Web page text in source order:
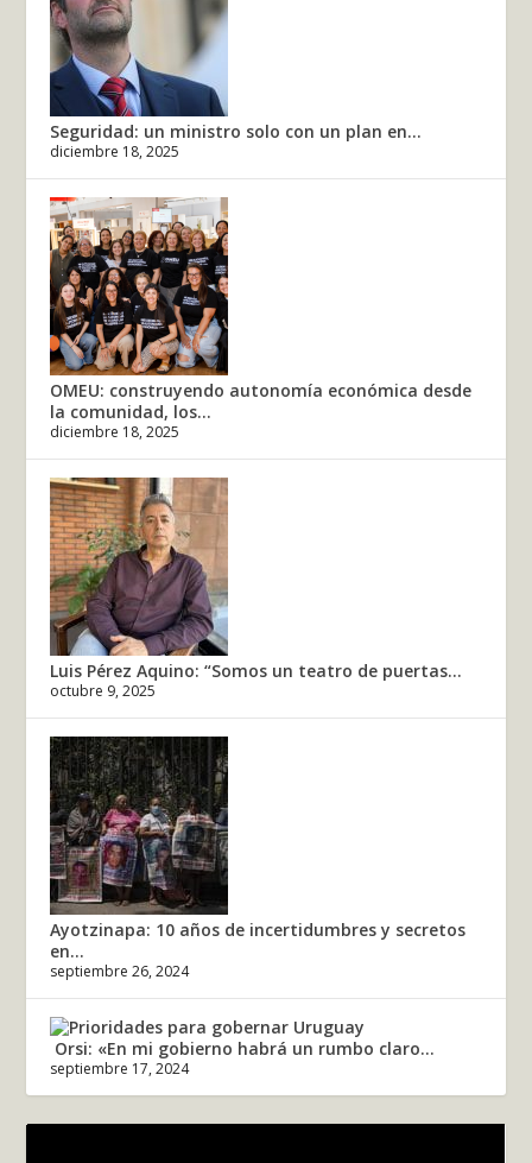
Seguridad: un ministro solo con un plan en...
diciembre 18, 2025
OMEU: construyendo autonomía económica desde
la comunidad, los...
diciembre 18, 2025
Luis Pérez Aquino: “Somos un teatro de puertas...
octubre 9, 2025
Ayotzinapa: 10 años de incertidumbres y secretos
en...
septiembre 26, 2024
Orsi: «En mi gobierno habrá un rumbo claro...
septiembre 17, 2024